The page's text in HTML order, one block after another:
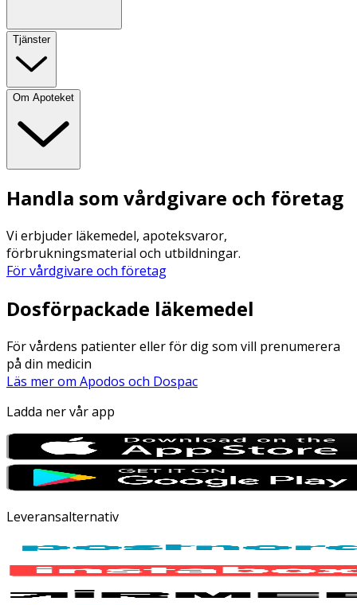
Tjänster
Om Apoteket
Handla som vårdgivare och företag
Vi erbjuder läkemedel, apoteksvaror,
förbrukningsmaterial och utbildningar.
För vårdgivare och företag
Dosförpackade läkemedel
För vårdens patienter eller för dig som vill prenumerera
på din medicin
Läs mer om Apodos och Dospac
Ladda ner vår app
Leveransalternativ